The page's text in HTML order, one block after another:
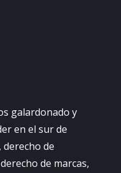
galardonado y
en el sur de
derecho de
de marcas,